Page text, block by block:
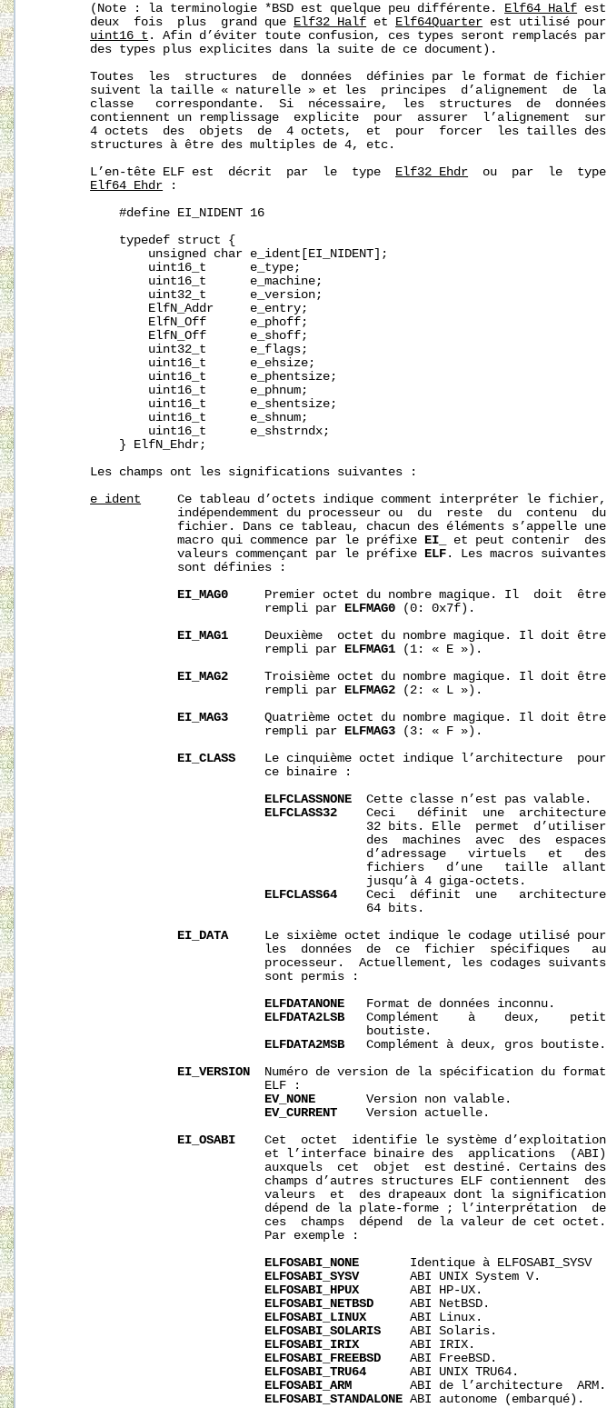
       (Note : la terminologie *BSD est quelque peu différente.
Elf64_Half est
       deux  fois  plus  grand que
Elf32_Half et Elf64Quarter est utilisé pour
uint16_t . Afin d’éviter toute confusion, ces types seront remplacés par
       des types plus explicites dans la suite de ce document).
       Toutes  les  structures  de  données  définies par le format de fichier
       suivent la taille « naturelle » et les  principes  d’alignement  de  la
       classe   correspondante.  Si  nécessaire,  les  structures  de  données
       contiennent un remplissage  explicite  pour  assurer  l’alignement  sur
       4 octets  des  objets  de  4 octets,  et  pour  forcer  les tailles des
       structures à être des multiples de 4, etc.
       L’en-tête ELF est  décrit  par  le  type
Elf32_Ehdr
  ou  par  le  type
Elf64_Ehdr :
           #define EI_NIDENT 16
           typedef struct {
               unsigned char e_ident[EI_NIDENT];
               uint16_t      e_type;
               uint16_t      e_machine;
               uint32_t      e_version;
               ElfN_Addr     e_entry;
               ElfN_Off      e_phoff;
               ElfN_Off      e_shoff;
               uint32_t      e_flags;
               uint16_t      e_ehsize;
               uint16_t      e_phentsize;
               uint16_t      e_phnum;
               uint16_t      e_shentsize;
               uint16_t      e_shnum;
               uint16_t      e_shstrndx;
           } ElfN_Ehdr;
       Les champs ont les significations suivantes :
e_ident
     Ce tableau d’octets indique comment interpréter le fichier,
                   indépendemment du processeur ou  du  reste  du  contenu  du
                   fichier. Dans ce tableau, chacun des éléments s’appelle une
                   macro qui commence par le préfixe
EI_
et peut contenir  des
                   valeurs commençant par le préfixe
ELF . Les macros suivantes
                   sont définies :
EI_MAG0
     Premier octet du nombre magique. Il  doit  être
                               rempli par
ELFMAG0 (0: 0x7f).
EI_MAG1
     Deuxième  octet du nombre magique. Il doit être
                               rempli par
ELFMAG1 (1: « E »).
EI_MAG2
     Troisième octet du nombre magique. Il doit être
                               rempli par
ELFMAG2 (2: « L »).
EI_MAG3
     Quatrième octet du nombre magique. Il doit être
                               rempli par
ELFMAG3 (3: « F »).
EI_CLASS
    Le cinquième octet indique l’architecture  pour
                               ce binaire :
ELFCLASSNONE
  Cette classe n’est pas valable.
ELFCLASS32
    Ceci   définit  une  architecture
                                             32 bits. Elle  permet  d’utiliser
                                             des  machines  avec  des  espaces
                                             d’adressage   virtuels   et   des
                                             fichiers   d’une   taille  allant
                                             jusqu’à 4 giga-octets.
ELFCLASS64
    Ceci  définit  une   architecture
                                             64 bits.
EI_DATA
     Le sixième octet indique le codage utilisé pour
                               les  données  de  ce  fichier  spécifiques   au
                               processeur.  Actuellement, les codages suivants
                               sont permis :
ELFDATANONE
   Format de données inconnu.
ELFDATA2LSB
   Complément    à    deux,    petit
                                             boutiste.
ELFDATA2MSB
   Complément à deux, gros boutiste.
EI_VERSION
  Numéro de version de la spécification du format
                               ELF :
EV_NONE
       Version non valable.
EV_CURRENT
    Version actuelle.
EI_OSABI
    Cet  octet  identifie le système d’exploitation
                               et l’interface binaire des  applications  (ABI)
                               auxquels  cet  objet  est destiné. Certains des
                               champs d’autres structures ELF contiennent  des
                               valeurs  et  des drapeaux dont la signification
                               dépend de la plate-forme ; l’interprétation  de
                               ces  champs  dépend  de la valeur de cet octet.
                               Par exemple :
ELFOSABI_NONE
       Identique à ELFOSABI_SYSV
ELFOSABI_SYSV
       ABI UNIX System V.
ELFOSABI_HPUX
       ABI HP-UX.
ELFOSABI_NETBSD
     ABI NetBSD.
ELFOSABI_LINUX
      ABI Linux.
ELFOSABI_SOLARIS
    ABI Solaris.
ELFOSABI_IRIX
       ABI IRIX.
ELFOSABI_FREEBSD
    ABI FreeBSD.
ELFOSABI_TRU64
      ABI UNIX TRU64.
ELFOSABI_ARM
        ABI de l’architecture  ARM.
ELFOSABI_STANDALONE ABI autonome (embarqué).